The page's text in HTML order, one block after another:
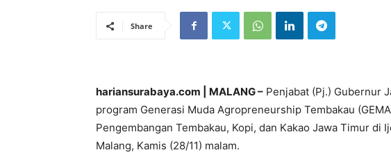
Share
hariansurabaya.com | MALANG – Penjabat (Pj.) Gubernur
program Generasi Muda Agropreneurship Tembakau
Pengembangan Tembakau, Kopi, dan Kakao Jawa Timur di
Malang, Kamis (28/11) malam.